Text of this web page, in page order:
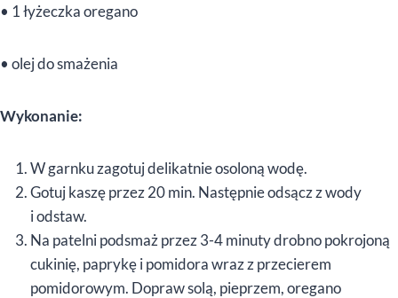
• 1 łyżeczka oregano
• olej do smażenia
Wykonanie:
W garnku zagotuj delikatnie osoloną wodę.
Gotuj kaszę przez 20 min. Następnie odsącz z wody
i odstaw.
Na patelni podsmaż przez 3-4 minuty drobno pokrojoną
cukinię, paprykę i pomidora wraz z przecierem
pomidorowym. Dopraw solą, pieprzem, oregano